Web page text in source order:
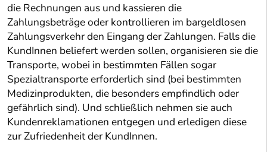
die Rechnungen aus und kassieren die
Zahlungsbeträge oder kontrollieren im bargeldlosen
Zahlungsverkehr den Eingang der Zahlungen. Falls die
KundInnen beliefert werden sollen, organisieren sie die
Transporte, wobei in bestimmten Fällen sogar
Spezialtransporte erforderlich sind (bei bestimmten
Medizinprodukten, die besonders empfindlich oder
gefährlich sind). Und schließlich nehmen sie auch
Kundenreklamationen entgegen und erledigen diese
zur Zufriedenheit der KundInnen.